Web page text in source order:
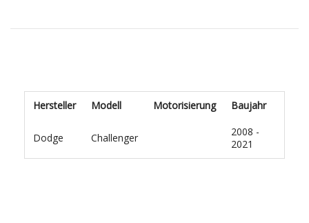
Hersteller Modell Motorisierung Baujahr
Dodge Challenger
2008 -
2021